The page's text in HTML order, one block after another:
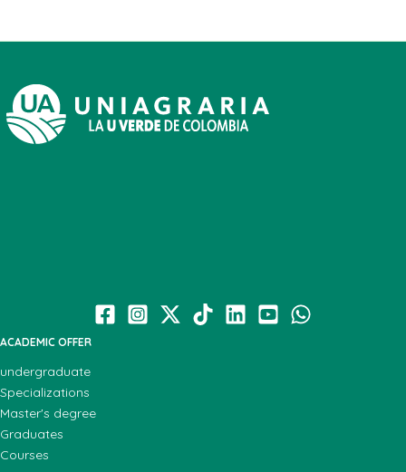
ACADEMIC OFFER
undergraduate
Specializations
Master's degree
Graduates
Courses